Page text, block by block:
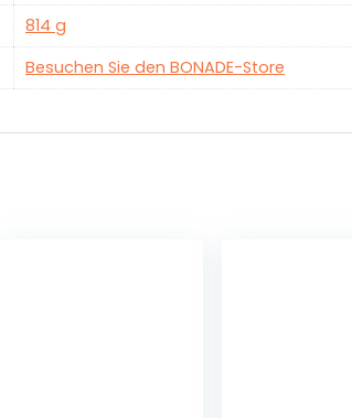
‎814 g
Besuchen Sie den BONADE-Store